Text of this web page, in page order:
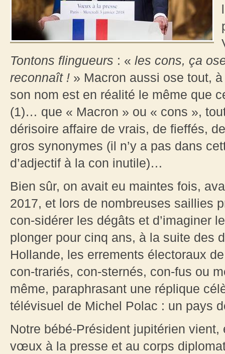
Tontons flingueurs : « les cons, ça
reconnaît ! » Macron aussi ose tout,
son nom est en réalité le même que
(1)… que « Macron » ou « cons »,
dérisoire affaire de vrais, de fieffés,
gros synonymes (il n’y a pas dans
d’adjectif à la con inutile)…
Bien sûr, on avait eu maintes fois,
2017, et lors de nombreuses saillies
con-sidérer les dégâts et d’imaginer
plonger pour cinq ans, à la suite des
Hollande, les errements électoraux
con-trariés, con-sternés, con-fus ou
même, paraphrasant une réplique
télévisuel de Michel Polac : un pays
Notre bébé-Président jupitérien
vœux à la presse et au corps